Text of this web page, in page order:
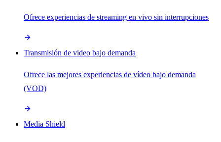
Ofrece experiencias de streaming en vivo sin interrupciones
Transmisión de video bajo demanda
Ofrece las mejores experiencias de vídeo bajo demanda
(VOD)
Media Shield